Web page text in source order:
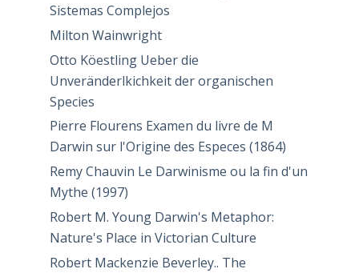
Sistemas Complejos
Milton Wainwright
Otto Köestling Ueber die
Unveränderlkichkeit der organischen
Species
Pierre Flourens Examen du livre de M
Darwin sur l'Origine des Especes (1864)
Remy Chauvin Le Darwinisme ou la fin d'un
Mythe (1997)
Robert M. Young Darwin's Metaphor:
Nature's Place in Victorian Culture
Robert Mackenzie Beverley.. The